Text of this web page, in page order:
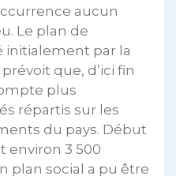
aucun
Le plan de
par la
que, d’ici fin
plus
répartis sur les
du pays. Début
environ 3 500
plan social a pu être